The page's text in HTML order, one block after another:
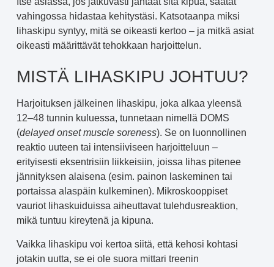
vahingossa hidastaa kehitystäsi. Katsotaanpa miksi
lihaskipu syntyy, mitä se oikeasti kertoo – ja mitkä asiat
oikeasti määrittävät tehokkaan harjoittelun.
MISTÄ LIHASKIPU JOHTUU?
Harjoituksen jälkeinen lihaskipu, joka alkaa yleensä
12–48 tunnin kuluessa, tunnetaan nimellä DOMS
(delayed onset muscle soreness). Se on luonnollinen
reaktio uuteen tai intensiiviseen harjoitteluun –
erityisesti eksentrisiin liikkeisiin, joissa lihas pitenee
jännityksen alaisena (esim. painon laskeminen tai
portaissa alaspäin kulkeminen). Mikroskooppiset
vauriot lihaskuiduissa aiheuttavat tulehdusreaktion,
mikä tuntuu kireytenä ja kipuna.
Vaikka lihaskipu voi kertoa siitä, että kehosi kohtasi
jotakin uutta, se ei ole suora mittari treenin